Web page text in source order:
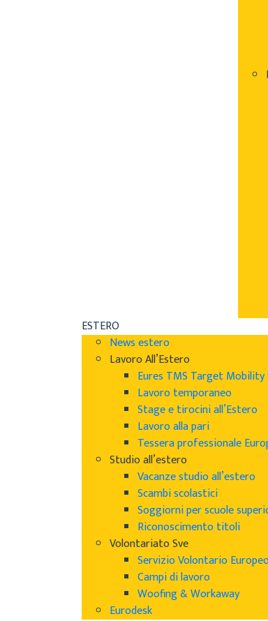
ESTERO
News estero
Lavoro All’Estero
Eures TMS Target Mobility
Lavoro temporaneo
Stage e tirocini all’Estero
Lavoro alla pari
Tessera professionale
Studio all’estero
Vacanze studio all’estero
Scambi scolastici
Soggiorni per scuole
Riconoscimento titoli
Volontariato Sve
Servizio Volontario
Campi di lavoro
Woofing & Workaway
Eurodesk